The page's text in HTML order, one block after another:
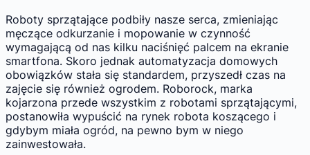
Roboty sprzątające podbiły nasze serca, zmieniając
męczące odkurzanie i mopowanie w czynność
wymagającą od nas kilku naciśnięć palcem na ekranie
smartfona. Skoro jednak automatyzacja domowych
obowiązków stała się standardem, przyszedł czas na
zajęcie się również ogrodem. Roborock, marka
kojarzona przede wszystkim z robotami sprzątającymi,
postanowiła wypuścić na rynek robota koszącego i
gdybym miała ogród, na pewno bym w niego
zainwestowała.